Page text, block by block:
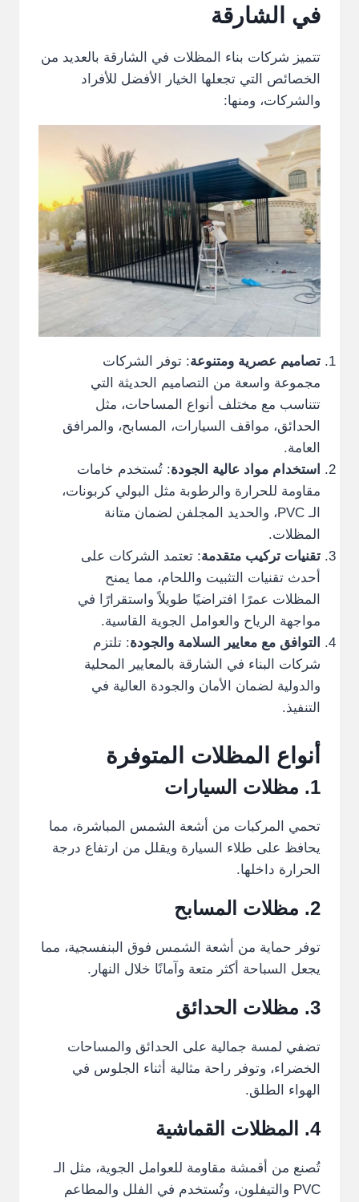
في الشارقة
تتميز شركات بناء المظلات في الشارقة بالعديد من
الخصائص التي تجعلها الخيار الأفضل للأفراد
والشركات، ومنها:
تصاميم عصرية ومتنوعة: توفر الشركات
مجموعة واسعة من التصاميم الحديثة التي
تتناسب مع مختلف أنواع المساحات، مثل
الحدائق، مواقف السيارات، المسابح، والمرافق
العامة.
استخدام مواد عالية الجودة: تُستخدم خامات
مقاومة للحرارة والرطوبة مثل البولي كربونات،
الـ PVC، والحديد المجلفن لضمان متانة
المظلات.
تقنيات تركيب متقدمة: تعتمد الشركات على
أحدث تقنيات التثبيت واللحام، مما يمنح
المظلات عمرًا افتراضيًا طويلاً واستقرارًا في
مواجهة الرياح والعوامل الجوية القاسية.
التوافق مع معايير السلامة والجودة: تلتزم
شركات البناء في الشارقة بالمعايير المحلية
والدولية لضمان الأمان والجودة العالية في
التنفيذ.
أنواع المظلات المتوفرة
1. مظلات السيارات
تحمي المركبات من أشعة الشمس المباشرة، مما
يحافظ على طلاء السيارة ويقلل من ارتفاع درجة
الحرارة داخلها.
2. مظلات المسابح
توفر حماية من أشعة الشمس فوق البنفسجية، مما
يجعل السباحة أكثر متعة وآمانًا خلال النهار.
3. مظلات الحدائق
تضفي لمسة جمالية على الحدائق والمساحات
الخضراء، وتوفر راحة مثالية أثناء الجلوس في
الهواء الطلق.
4. المظلات القماشية
تُصنع من أقمشة مقاومة للعوامل الجوية، مثل الـ
PVC والتيفلون، وتُستخدم في الفلل والمطاعم